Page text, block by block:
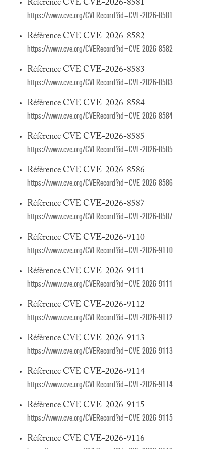
Référence CVE CVE-2026-8581
https://www.cve.org/CVERecord?id=CVE-2026-8581
Référence CVE CVE-2026-8582
https://www.cve.org/CVERecord?id=CVE-2026-8582
Référence CVE CVE-2026-8583
https://www.cve.org/CVERecord?id=CVE-2026-8583
Référence CVE CVE-2026-8584
https://www.cve.org/CVERecord?id=CVE-2026-8584
Référence CVE CVE-2026-8585
https://www.cve.org/CVERecord?id=CVE-2026-8585
Référence CVE CVE-2026-8586
https://www.cve.org/CVERecord?id=CVE-2026-8586
Référence CVE CVE-2026-8587
https://www.cve.org/CVERecord?id=CVE-2026-8587
Référence CVE CVE-2026-9110
https://www.cve.org/CVERecord?id=CVE-2026-9110
Référence CVE CVE-2026-9111
https://www.cve.org/CVERecord?id=CVE-2026-9111
Référence CVE CVE-2026-9112
https://www.cve.org/CVERecord?id=CVE-2026-9112
Référence CVE CVE-2026-9113
https://www.cve.org/CVERecord?id=CVE-2026-9113
Référence CVE CVE-2026-9114
https://www.cve.org/CVERecord?id=CVE-2026-9114
Référence CVE CVE-2026-9115
https://www.cve.org/CVERecord?id=CVE-2026-9115
Référence CVE CVE-2026-9116